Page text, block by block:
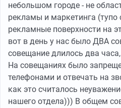
небольшом городе - не
рекламы и маркетинга (тупо
рекламные поверхности на
вот в день у нас было ДВА
совещание длилось два
На совещаниях было
телефонами и отвечать на
как это считалось
нашего отдела))) В общем